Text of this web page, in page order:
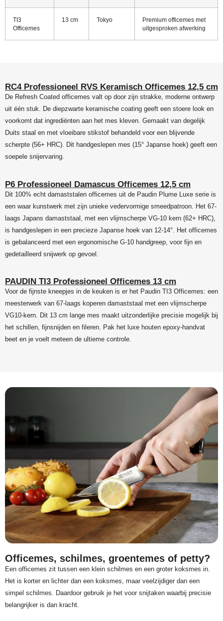
TI3
Officemes
13 cm Tokyo
Premium officemes met
uitgesproken afwerking
RC4 Professioneel RVS Keramisch Officemes 12,5 cm
De Refresh Coated officemes valt op door zijn strakke, moderne ontwerp
uit één stuk. De diepzwarte keramische coating geeft een stoere look en
voorkomt dat ingrediënten aan het mes kleven. Gemaakt van degelijk
Duits staal en met vloeibare stikstof behandeld voor een blijvende
scherpte (56+ HRC). Dit handgeslepen mes (15° Japanse hoek) geeft een
soepele snijervaring.
P6 Professioneel Damascus Officemes 12,5 cm
Dit 100% echt damaststalen officemes uit de Paudin Plume Luxe serie is
een waar kunstwerk met zijn unieke vedervormige smeedpatroon. Het 67-
laags Japans damaststaal, met een vlijmscherpe VG-10 kern (62+ HRC),
is handgeslepen in een precieze Japanse hoek van 12-14°. Het officemes
is gebalanceerd met een ergonomische G-10 handgreep, voor fijn en
gedetailleerd snijwerk op gevoel.
PAUDIN TI3 Professioneel Officemes 13 cm
Voor de fijnste kneepjes in de keuken is er het Paudin TI3 Officemes: een
meesterwerk van 67-laags koperen damaststaal met een vlijmscherpe
VG10-kern. Dit 13 cm lange mes maakt uitzonderlijke precisie mogelijk bij
het schillen, fijnsnijden en fileren. Pak het luxe houten epoxy-handvat
beet en je voelt meteen de ultieme controle.
Officemes, schilmes, groentemes of petty?
Een officemes zit tussen een klein schilmes en een groter koksmes in.
Het is korter en lichter dan een koksmes, maar veelzijdiger dan een
simpel schilmes. Daardoor gebruik je het voor snijtaken waarbij precisie
belangrijker is dan kracht.